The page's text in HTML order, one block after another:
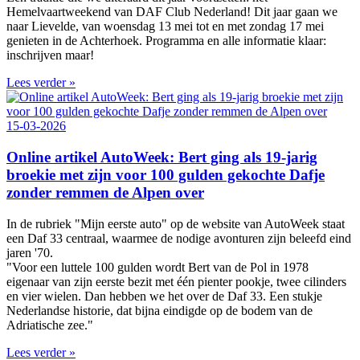
Hemelvaartweekend van DAF Club Nederland! Dit jaar gaan we
naar Lievelde, van woensdag 13 mei tot en met zondag 17 mei
genieten in de Achterhoek. Programma en alle informatie klaar:
inschrijven maar!
Lees verder »
15-03-2026
Online artikel AutoWeek: Bert ging als 19-jarig
broekie met zijn voor 100 gulden gekochte Dafje
zonder remmen de Alpen over
In de rubriek "Mijn eerste auto" op de website van AutoWeek staat
een Daf 33 centraal, waarmee de nodige avonturen zijn beleefd eind
jaren '70.
"Voor een luttele 100 gulden wordt Bert van de Pol in 1978
eigenaar van zijn eerste bezit met één pienter pookje, twee cilinders
en vier wielen. Dan hebben we het over de Daf 33. Een stukje
Nederlandse historie, dat bijna eindigde op de bodem van de
Adriatische zee."
Lees verder »